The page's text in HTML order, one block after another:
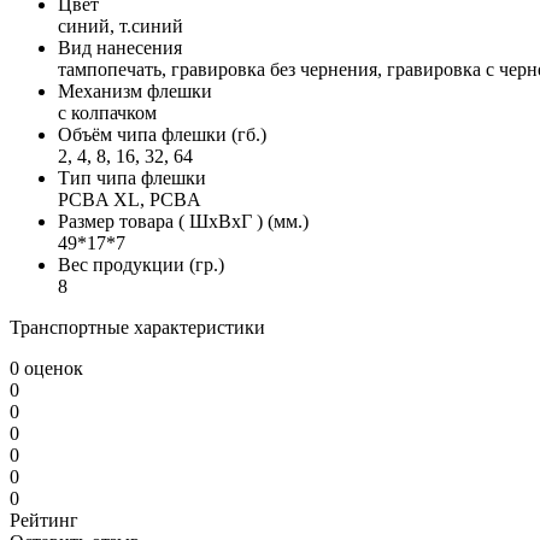
синий, т.синий
Вид нанесения
тампопечать, гравировка без чернения, гравировка с
Механизм флешки
с колпачком
Объём чипа флешки (гб.)
2, 4, 8, 16, 32, 64
Тип чипа флешки
PCBA XL, PCBA
Размер товара ( ШхВхГ ) (мм.)
49*17*7
Вес продукции (гр.)
8
Транспортные характеристики
0 оценок
0
0
0
0
0
0
Рейтинг